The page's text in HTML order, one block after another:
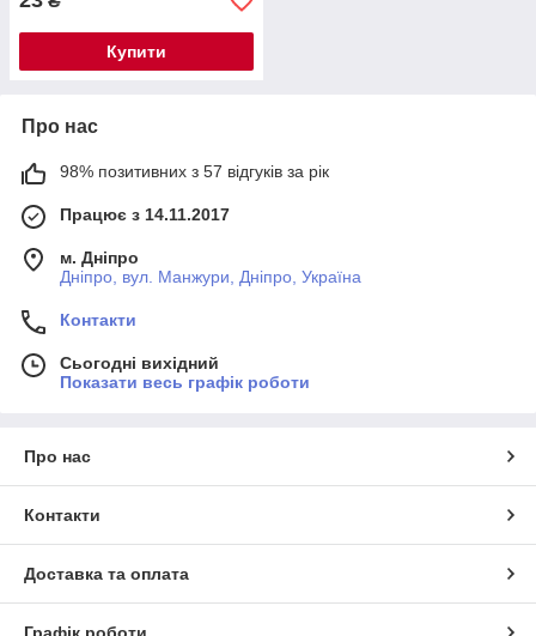
Купити
Про нас
98% позитивних з 57 відгуків за рік
Працює з 14.11.2017
м. Дніпро
Дніпро, вул. Манжури, Дніпро, Україна
Контакти
Сьогодні вихідний
Показати весь графік роботи
Про нас
Контакти
Доставка та оплата